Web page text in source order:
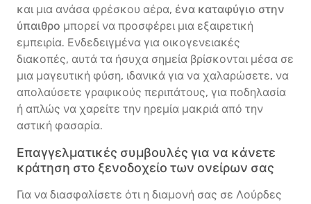
και μια ανάσα φρέσκου αέρα, ένα καταφύγιο στην
ύπαιθρο μπορεί να προσφέρει μια εξαιρετική
εμπειρία. Ενδεδειγμένα για οικογενειακές
διακοπές, αυτά τα ήσυχα σημεία βρίσκονται μέσα σε
μια μαγευτική φύση, ιδανικά για να χαλαρώσετε, να
απολαύσετε γραφικούς περιπάτους, για ποδηλασία
ή απλώς να χαρείτε την ηρεμία μακριά από την
αστική φασαρία.
Επαγγελματικές συμβουλές για να κάνετε
κράτηση στο ξενοδοχείο των ονείρων σας
Για να διασφαλίσετε ότι η διαμονή σας σε Λούρδες